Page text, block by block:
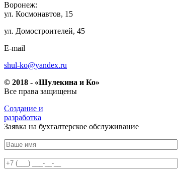
Воронеж:
ул. Космонавтов, 15
ул. Домостроителей, 45
E-mail
shul-ko@yandex.ru
© 2018 - «Шулекина и Ко»
Все права защищены
Создание и
разработка
Заявка на бухгалтерское обслуживание